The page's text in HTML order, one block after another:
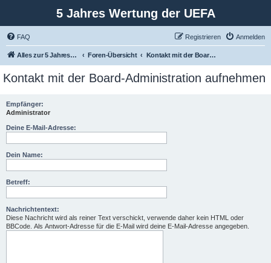
5 Jahres Wertung der UEFA
FAQ Anmelden
Registrieren
Alles zur 5 Jahreswertung / Tabelle der UEFA mit vielen Statistiken. Foren-Übersicht Kontakt mit der Board-Administration aufnehmen
Kontakt mit der Board-Administration aufnehmen
Empfänger:
Administrator
Deine E-Mail-Adresse:
Dein Name:
Betreff:
Nachrichtentext:
Diese Nachricht wird als reiner Text verschickt, verwende daher kein HTML oder
BBCode. Als Antwort-Adresse für die E-Mail wird deine E-Mail-Adresse angegeben.